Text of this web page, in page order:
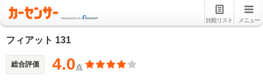
比較リスト メニュー
フィアット 131
総合評価 4.0点